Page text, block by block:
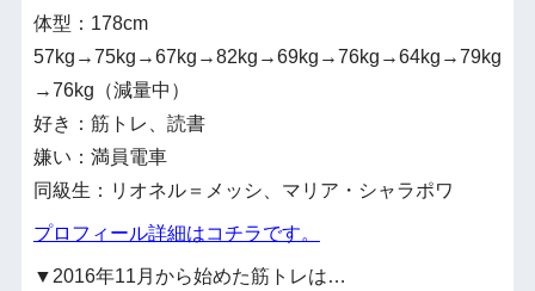
体型：178cm
57kg→75kg→67kg→82kg→69kg→76kg→64kg→79kg
→76kg（減量中）
好き：筋トレ、読書
嫌い：満員電車
同級生：リオネル＝メッシ、マリア・シャラポワ
プロフィール詳細はコチラです。
▼2016年11月から始めた筋トレは…